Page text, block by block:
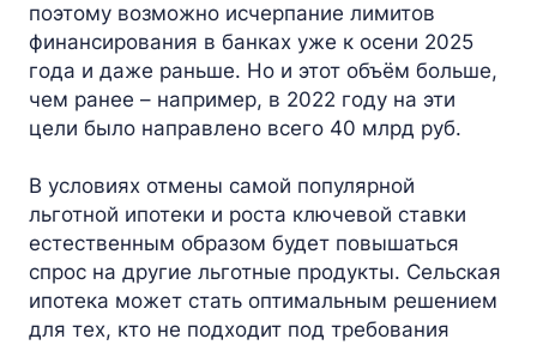
поэтому возможно исчерпание лимитов
финансирования в банках уже к осени 2025
года и даже раньше. Но и этот объём больше,
чем ранее – например, в 2022 году на эти
цели было направлено всего 40 млрд руб.
В условиях отмены самой популярной
льготной ипотеки и роста ключевой ставки
естественным образом будет повышаться
спрос на другие льготные продукты. Сельская
ипотека может стать оптимальным решением
для тех, кто не подходит под требования